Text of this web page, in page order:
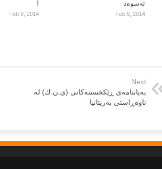
!
Feb 9, 2014
ئەسوەد
Feb 9, 2014
Next
به‌یاننامه‌ی ڕێکخستنه‌کانی (ی.ن.ك) له‌
ناوه‌ڕاستی به‌ریتانیا